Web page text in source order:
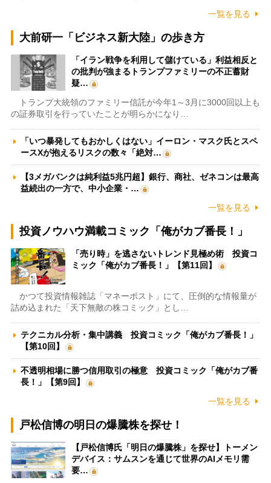
一覧を見る
大前研一「ビジネス新大陸」の歩き方
「イラン戦争を利用して儲けている」利益相反と
の批判が強まるトランプファミリーの不正蓄財
疑…
トランプ大統領のファミリー信託が今年1～3月に3000回以上も
の証券取引を行っていたことが明らかになり…
「いつ暴発してもおかしくはない」イーロン・マスク氏とスペ
ースXが抱えるリスクの数々「絶対…
【3メガバンクは純利益5兆円超】銀行、商社、ゼネコンは最高
益続出の一方で、中小企業・…
一覧を見る
投資ノウハウ満載コミック「俺がカブ番長！」
「売り時」を逃さないトレンド見極め術 投資コ
ミック「俺がカブ番長！」【第11回】
かつて投資情報雑誌「マネーポスト」にて、圧倒的な情報量が
詰め込まれた「天下無敵の株コミック」とし…
テクニカル分析・集中講義 投資コミック「俺がカブ番長！」
【第10回】
不透明相場に勝つ信用取引の極意 投資コミック「俺がカブ番
長！」【第9回】
一覧を見る
戸松信博の明日の爆騰株を探せ！
【戸松信博氏「明日の爆騰株」を探せ】トーメン
デバイス：サムスンを通じて世界のAIメモリ需
要…